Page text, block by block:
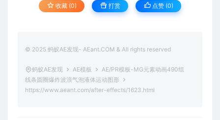
收藏 (0) 打赏 点赞 (0)
© 2025 蚂蚁AE发现- AEant.COM & All rights reserved
蚂蚁AE发现 AE模板
AE/PR模板-MG元素动画490组
线条圆圈爆炸波浪气泡液体运动图形
https://www.aeant.com/after-effects/1623.html